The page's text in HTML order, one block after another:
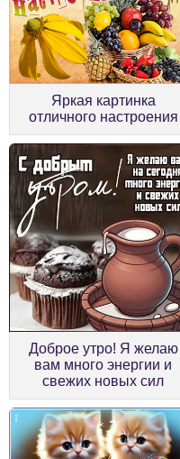
Яркая картинка
отличного настроения
Доброе утро! Я желаю
вам много энергии и
свежих новых сил